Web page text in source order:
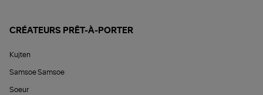
CRÉATEURS PRÊT-À-PORTER
Kujten
Samsoe Samsoe
Soeur